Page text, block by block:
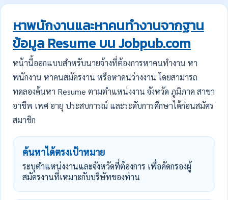
หาพนักงานและหาคนทำงานจากฐาน
ข้อมูล Resume บน Jobpub.com
หน้านี้ออกแบบสำหรับนายจ้างที่ต้องการหาคนทำงาน หา
พนักงาน หาคนสมัครงาน หรือหาคนว่างงาน โดยสามารถ
ทดลองค้นหา Resume ตามตำแหน่งงาน จังหวัด ภูมิภาค สาขา
อาชีพ เพศ อายุ ประสบการณ์ และระดับการศึกษาได้ก่อนสมัคร
สมาชิก
ค้นหาได้ตรงเป้าหมาย
ระบุตำแหน่งงานและจังหวัดที่ต้องการ เพื่อคัดกรองผู้
สมัครงานที่เหมาะกับบริษัทของท่าน